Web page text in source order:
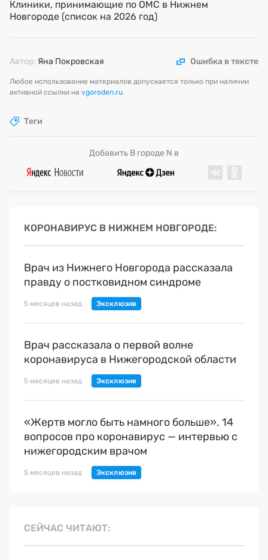
Клиники, принимающие по ОМС в Нижнем
Новгороде (список на 2026 год)
Автор: Яна Покровская Ошибка в тексте
Любое использование материалов допускается только при наличии
активной ссылки на vgoroden.ru
Теги
Добавить В городе N в
КОРОНАВИРУС В НИЖНЕМ НОВГОРОДЕ
Врач из Нижнего Новгорода рассказала
правду о постковидном синдроме
5 месяцев назад
Врач рассказала о первой волне
коронавируса в Нижегородской области
5 месяцев назад
«Жертв могло быть намного больше». 14
вопросов про коронавирус — интервью с
нижегородским врачом
5 месяцев назад
СЕЙЧАС ЧИТАЮТ